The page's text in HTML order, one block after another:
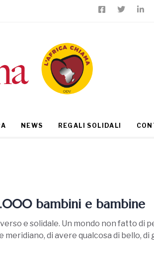
NEWS REGALI SOLIDALI
bambini e bambine
e solidale. Un mondo non fatto di
di avere qualcosa di bello, di